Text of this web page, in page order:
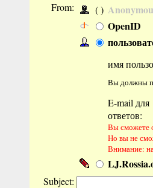
From: ( )
OpenID
имя
Вы должны
E-mail для
ответов:
Вы сможете
Но вы не
Внимание:
Subject: